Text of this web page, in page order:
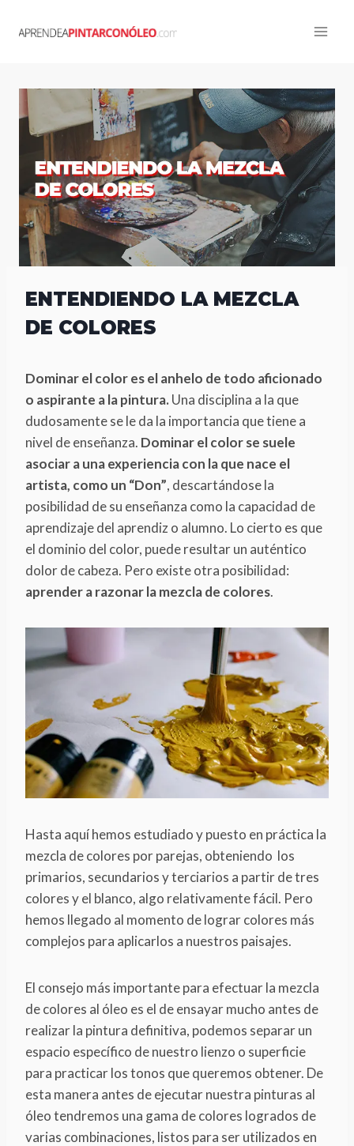
ENTENDIENDO LA MEZCLA
DE COLORES
Dominar el color es el anhelo de todo aficionado
o aspirante a la pintura. Una disciplina a la que
dudosamente se le da la importancia que tiene a
nivel de enseñanza. Dominar el color se suele
asociar a una experiencia con la que nace el
artista, como un “Don”, descartándose la
posibilidad de su enseñanza como la capacidad de
aprendizaje del aprendiz o alumno. Lo cierto es que
el dominio del color, puede resultar un auténtico
dolor de cabeza. Pero existe otra posibilidad:
aprender a razonar la mezcla de colores.
Hasta aquí hemos estudiado y puesto en práctica la
mezcla de colores por parejas, obteniendo los
primarios, secundarios y terciarios a partir de tres
colores y el blanco, algo relativamente fácil. Pero
hemos llegado al momento de lograr colores más
complejos para aplicarlos a nuestros paisajes.
El consejo más importante para efectuar la mezcla
de colores al óleo es el de ensayar mucho antes de
realizar la pintura definitiva, podemos separar un
espacio específico de nuestro lienzo o superficie
para practicar los tonos que queremos obtener. De
esta manera antes de ejecutar nuestra pinturas al
óleo tendremos una gama de colores logrados de
varias combinaciones, listos para ser utilizados en